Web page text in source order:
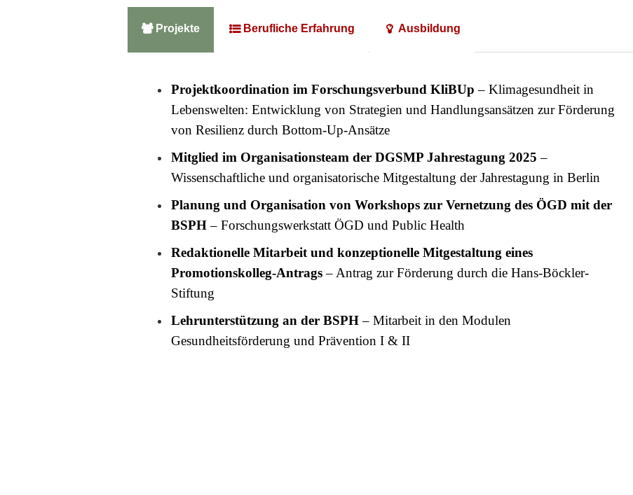
Projekte Berufliche Erfahrung  Ausbildung
Projektkoordination im Forschungsverbund KliBUp – Klimagesundheit in
Lebenswelten: Entwicklung von Strategien und Handlungsansätzen zur Förderung
von Resilienz durch Bottom-Up-Ansätze
Mitglied im Organisationsteam der DGSMP Jahrestagung 2025 –
Wissenschaftliche und organisatorische Mitgestaltung der Jahrestagung in Berlin
Planung und Organisation von Workshops zur Vernetzung des ÖGD mit der
BSPH– Forschungswerkstatt ÖGD und Public Health
Redaktionelle Mitarbeit und konzeptionelle Mitgestaltung eines
Promotionskolleg-Antrags– Antrag zur Förderung durch die Hans-Böckler-
Stiftung
Lehrunterstützung an der BSPH– Mitarbeit in den Modulen
Gesundheitsförderung und Prävention I & II